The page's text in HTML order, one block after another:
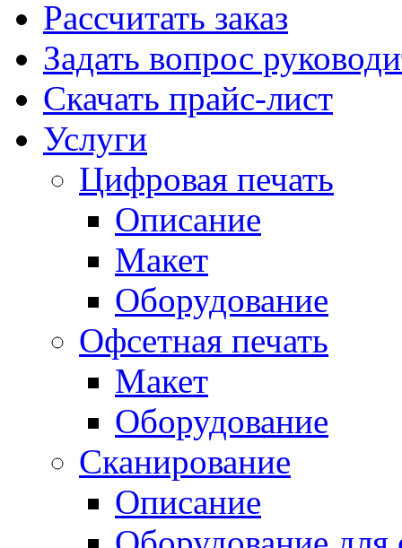
Рассчитать заказ
Задать вопрос
Скачать прайс-лист
Услуги
Цифровая печать
Описание
Макет
Оборудование
Офсетная печать
Макет
Оборудование
Сканирование
Описание